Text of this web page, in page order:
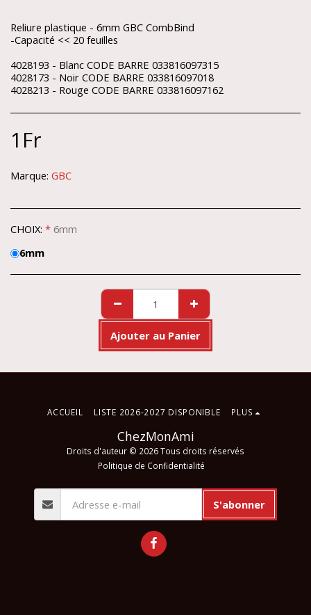
Reliure plastique - 6mm GBC CombBind
-Capacité << 20 feuilles
4028193 - Blanc CODE BARRE 033816097315
4028173 - Noir CODE BARRE 033816097018
4028213 - Rouge CODE BARRE 033816097162
1 Fr
Marque: GBC
CHOIX: * 6mm
6mm
Ajouter au Panier
ChezMonAmi
Droits d'auteur © 2026 Tous droits réservés
Politique de Confidentialité
ACCUEIL LISTE 2026-2027 DISPONIBLE PLUS
S'abonner